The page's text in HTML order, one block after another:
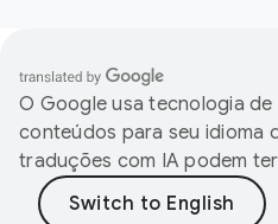
O Google usa tecnologia
conteúdos para seu idioma
traduções com IA podem